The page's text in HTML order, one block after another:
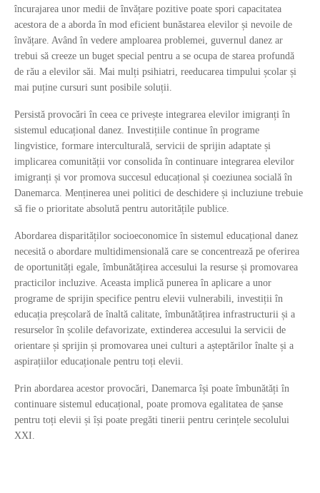
încurajarea unor medii de învățare pozitive poate spori capacitatea
acestora de a aborda în mod eficient bunăstarea elevilor și nevoile de
învățare. Având în vedere amploarea problemei, guvernul danez ar
trebui să creeze un buget special pentru a se ocupa de starea profundă
de rău a elevilor săi. Mai mulți psihiatri, reeducarea timpului școlar și
mai puține cursuri sunt posibile soluții.
Persistă provocări în ceea ce privește integrarea elevilor imigranți în
sistemul educațional danez. Investițiile continue în programe
lingvistice, formare interculturală, servicii de sprijin adaptate și
implicarea comunității vor consolida în continuare integrarea elevilor
imigranți și vor promova succesul educațional și coeziunea socială în
Danemarca. Menținerea unei politici de deschidere și incluziune trebuie
să fie o prioritate absolută pentru autoritățile publice.
Abordarea disparităților socioeconomice în sistemul educațional danez
necesită o abordare multidimensională care se concentrează pe oferirea
de oportunități egale, îmbunătățirea accesului la resurse și promovarea
practicilor incluzive. Aceasta implică punerea în aplicare a unor
programe de sprijin specifice pentru elevii vulnerabili, investiții în
educația preșcolară de înaltă calitate, îmbunătățirea infrastructurii și a
resurselor în școlile defavorizate, extinderea accesului la servicii de
orientare și sprijin și promovarea unei culturi a așteptărilor înalte și a
aspirațiilor educaționale pentru toți elevii.
Prin abordarea acestor provocări, Danemarca își poate îmbunătăți în
continuare sistemul educațional, poate promova egalitatea de șanse
pentru toți elevii și își poate pregăti tinerii pentru cerințele secolului
XXI.